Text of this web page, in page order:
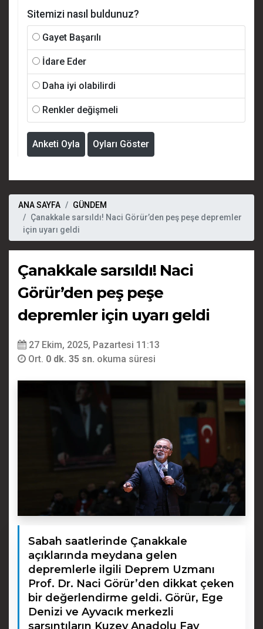
Sitemizi nasıl buldunuz?
Gayet Başarılı
İdare Eder
Daha iyi olabilirdi
Renkler değişmeli
Anketi Oyla Oyları Göster
ANA SAYFA
GÜNDEM
Çanakkale sarsıldı! Naci Görür’den peş peşe depremler
için uyarı geldi
Çanakkale sarsıldı! Naci
Görür’den peş peşe
depremler için uyarı geldi
27 Ekim, 2025, Pazartesi 11:13
Ort. 0 dk. 35 sn. okuma süresi
Sabah saatlerinde Çanakkale
açıklarında meydana gelen
depremlerle ilgili Deprem Uzmanı
Prof. Dr. Naci Görür’den dikkat çeken
bir değerlendirme geldi. Görür, Ege
Denizi ve Ayvacık merkezli
sarsıntıların Kuzey Anadolu Fay